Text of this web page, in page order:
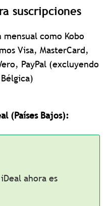
suscripciones
mensual como Kobo
Visa, MasterCard,
PayPal (excluyendo
(Países Bajos):
ahora es